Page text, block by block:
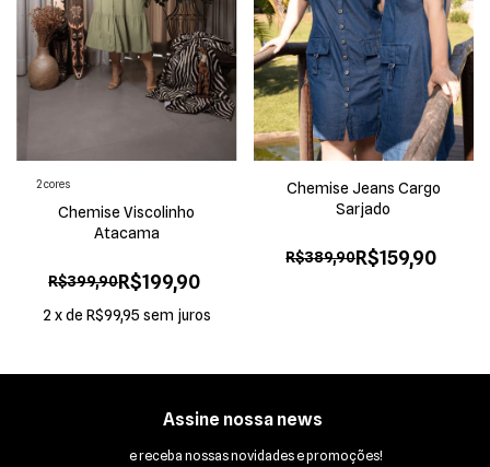
2 cores
Chemise Viscolinho
Atacama
R$399,90R$199,90
2 xde R$99,95 sem juros
Chemise Jeans Cargo
Sarjado
R$389,90R$159,90
Assine nossa news
e receba nossas novidades e promoções!